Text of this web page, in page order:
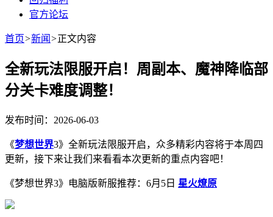
官方论坛
首页>新闻 >正文内容
全新玩法限服开启！周副本、魔神降临部
分关卡难度调整！
发布时间：2026-06-03
《梦想世界3》全新玩法限服开启，众多精彩内容将于本周四
更新，接下来让我们来看看本次更新的重点内容吧！
《梦想世界3》电脑版新服推荐：6月5日 星火燎原